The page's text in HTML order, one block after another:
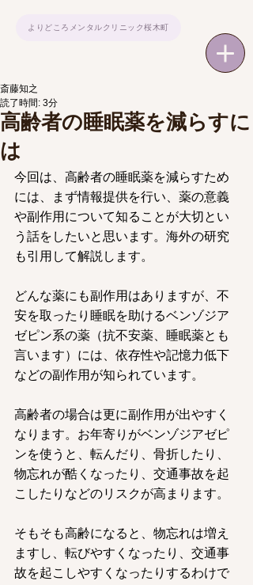
よりどころメンタルクリニック桜木町
高齢者の睡眠薬を減らすに
は
斎藤知之
読了時間: 3分
今回は、高齢者の睡眠薬を減らすため
には、まず情報提供を行い、薬の意義
や副作用について知ることが大切とい
う話をしたいと思います。海外の研究
も引用して解説します。
どんな薬にも副作用はありますが、不
安を取ったり睡眠を助けるベンゾジア
ゼピン系の薬（抗不安薬、睡眠薬とも
言います）には、依存性や記憶力低下
などの副作用が知られています。
高齢者の場合は更に副作用が出やすく
なります。お年寄りがベンゾジアゼピ
ンを使うと、転んだり、骨折したり、
物忘れが酷くなったり、交通事故を起
こしたりなどのリスクが高まります。
そもそも高齢になると、物忘れは増え
ますし、転びやすくなったり、交通事
故を起こしやすくなったりするわけで